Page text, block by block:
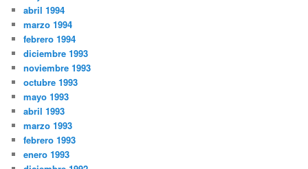
abril 1994
marzo 1994
febrero 1994
diciembre 1993
noviembre 1993
octubre 1993
mayo 1993
abril 1993
marzo 1993
febrero 1993
enero 1993